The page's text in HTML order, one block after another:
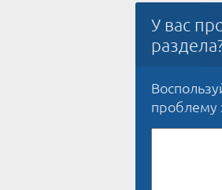
У вас
проблему